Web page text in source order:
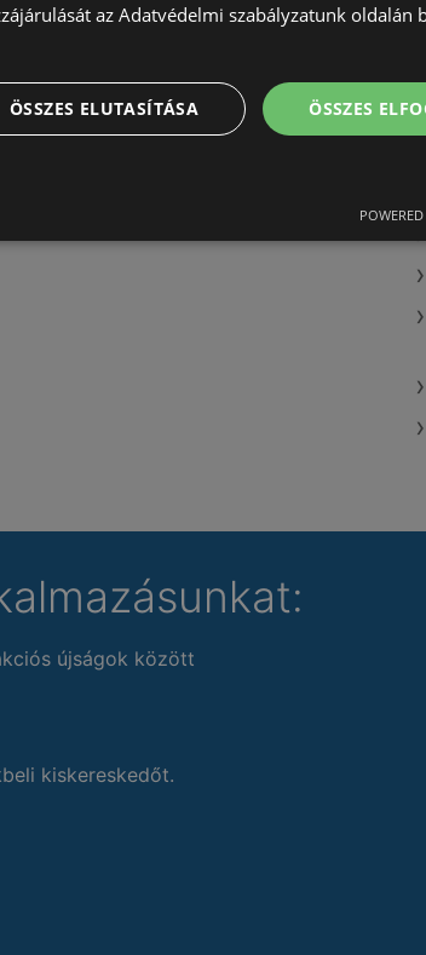
újságok között
kiskereskedőt.
az Adatvédelmi szabályzatunk oldalán
ÖSSZES
ÖSSZES ELUTASÍTÁSA